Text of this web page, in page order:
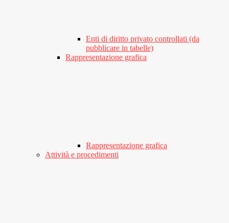
Enti di diritto privato controllati (da
pubblicare in tabelle)
Rappresentazione grafica
Rappresentazione grafica
Attività e procedimenti